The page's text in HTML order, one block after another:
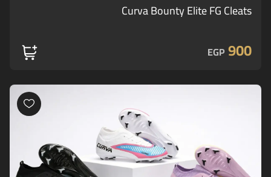
Curva Bounty Elite FG Cleats
900
EGP